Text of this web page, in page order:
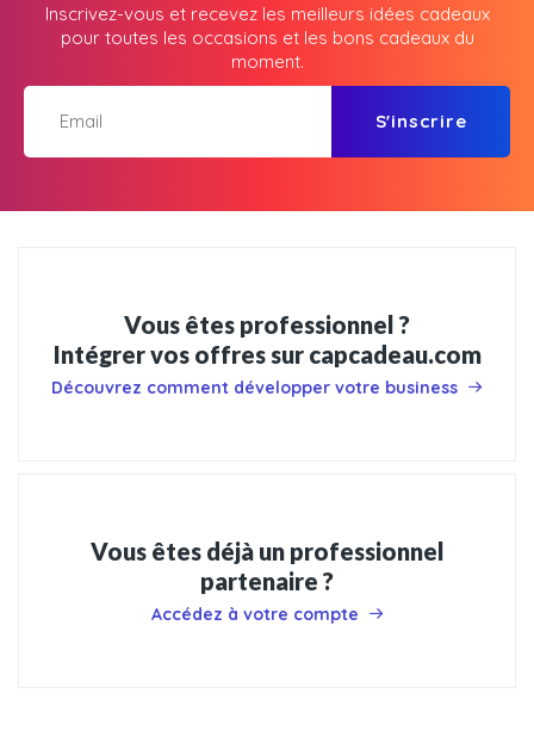
Inscrivez-vous et recevez les meilleurs idées cadeaux
pour toutes les occasions et les bons cadeaux du
moment.
S'inscrire
Vous êtes professionnel ?
Intégrer vos offres sur capcadeau.com
Découvrez comment développer votre business
Vous êtes déjà un professionnel
partenaire ?
Accédez à votre compte